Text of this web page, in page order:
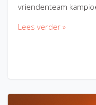
vriendenteam
Lees verder »